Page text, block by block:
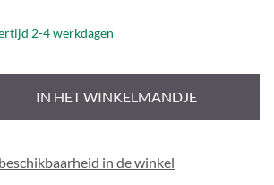
2-4 werkdagen
IN HET WINKELMANDJE
in de winkel